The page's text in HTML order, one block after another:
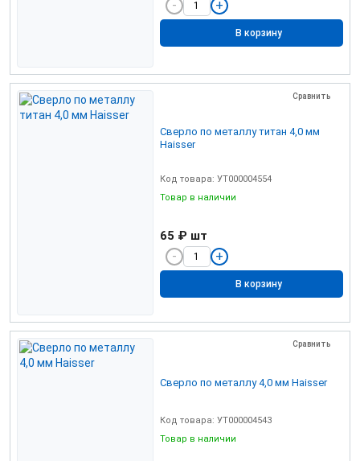
В корзину
Сравнить
Сверло по металлу титан 4,0 мм
Haisser
Код товара: УТ000004554
Товар в наличии
65 ₽ шт
В корзину
Сравнить
Сверло по металлу 4,0 мм Haisser
Код товара: УТ000004543
Товар в наличии